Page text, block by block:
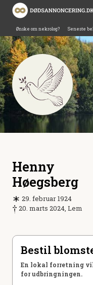
Ønske om nekrolog? Seneste
Henny
Høegsberg
29. februar 1924
20. marts 2024, Lem
Bestil
En lokal forretning
for udbringningen.